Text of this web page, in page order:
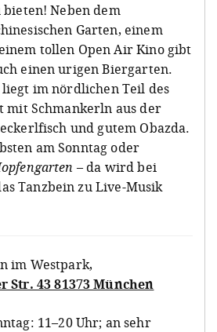
bieten! Neben dem
Garten, einem
tollen Open Air Kino gibt
einen urigen Biergarten.
liegt im nördlichen Teil des
Schmankerln aus der
und gutem Obazda.
am Sonntag oder
– da wird bei
Tanzbein zu Live-Musik
im Westpark,
Str. 43 81373 München
11–20 Uhr; an sehr